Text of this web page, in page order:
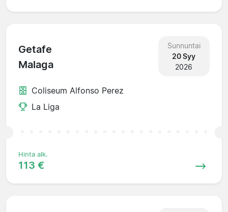
Getafe
Malaga
Sunnuntai
20 Syy
2026
Coliseum Alfonso Perez
La Liga
Hinta alk.
113 €